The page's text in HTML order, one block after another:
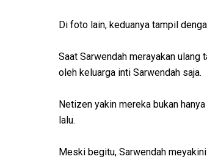
Di foto lain, keduanya tampil
Saat Sarwendah merayakan ulang
oleh keluarga inti Sarwendah saja.
Netizen yakin mereka bukan
lalu.
Meski begitu, Sarwendah